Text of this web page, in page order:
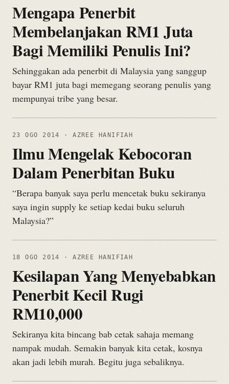
Mengapa Penerbit
Membelanjakan RM1 Juta
Bagi Memiliki Penulis Ini?
Sehinggakan ada penerbit di Malaysia yang sanggup
bayar RM1 juta bagi memegang seorang penulis yang
mempunyai tribe yang besar.
23 OGO 2014 · AZREE HANIFIAH
Ilmu Mengelak Kebocoran
Dalam Penerbitan Buku
“Berapa banyak saya perlu mencetak buku sekiranya
saya ingin supply ke setiap kedai buku seluruh
Malaysia?”
18 OGO 2014 · AZREE HANIFIAH
Kesilapan Yang Menyebabkan
Penerbit Kecil Rugi
RM10,000
Sekiranya kita bincang bab cetak sahaja memang
nampak mudah. Semakin banyak kita cetak, kosnya
akan jadi lebih murah. Begitu juga sebaliknya.